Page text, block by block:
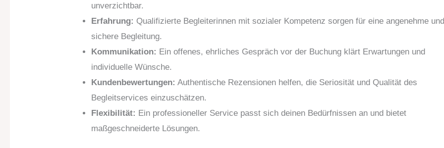
unverzichtbar.
Erfahrung: Qualifizierte Begleiterinnen mit sozialer Kompetenz sorgen für eine angenehme
sichere Begleitung.
Kommunikation: Ein offenes, ehrliches Gespräch vor der Buchung klärt Erwartungen und
individuelle Wünsche.
Kundenbewertungen: Authentische Rezensionen helfen, die Seriosität und Qualität des
Begleitservices einzuschätzen.
Flexibilität: Ein professioneller Service passt sich deinen Bedürfnissen an und bietet
maßgeschneiderte Lösungen.